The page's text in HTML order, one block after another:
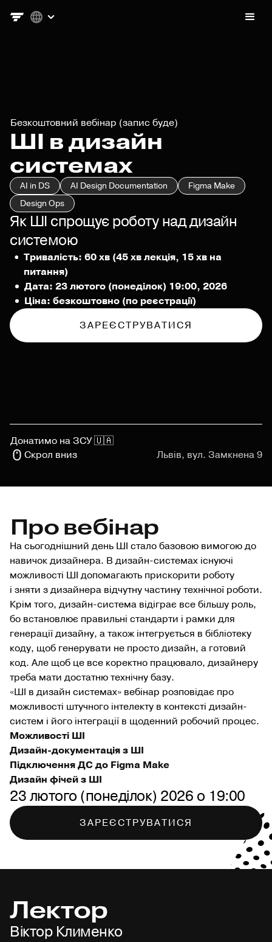
Безкоштовний вебінар (запис буде)
ШІ в дизайн
системах
AI in DS AI Design Documentation
Figma Make
Design Ops
Як ШІ спрощує роботу над дизайн
системою
Тривалість: 60 хв (45 хв лекція, 15 хв на
питання)
Дата: 23 лютого (понеділок) 19:00, 2026
Ціна: безкоштовно (по реєстрації)
ЗАРЕЄСТРУВАТИСЯ
Донатимо на ЗСУ 🇺🇦
Скрол вниз
Львів, вул. Замкнена 9
Про вебінар
На сьогоднішний день ШІ стало базовою вимогою до
навичок дизайнера. В дизайн-системах існуючі
можливості ШІ допомагають прискорити роботу
і зняти з дизайнера відчутну частину технічної роботи.
Крім того, дизайн-система відіграє все більшу роль,
бо встановлює правильні стандарти і рамки для
генерації дизайну, а також інтегрується в бібліотеку
коду, щоб генерувати не просто дизайн, а готовий
код. Але щоб це все коректно працювало, дизайнеру
треба мати достатню технічну базу.
«ШІ в дизайн системах» вебінар розповідає про
можливості штучного інтелекту в контексті дизайн-
систем і його інтеграції в щоденний робочий процес.
Можливості ШІ
Дизайн-документація з ШІ
Підключення ДС до Figma Make
Дизайн фічей з ШІ
23 лютого (понеділок) 2026 о 19:00
ЗАРЕЄСТРУВАТИСЯ
Лектор
Віктор Клименко